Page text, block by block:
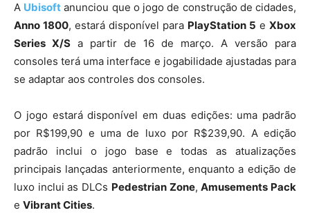
A Ubisoft anunciou que o jogo de construção de cidades,
Anno 1800, estará disponível para PlayStation 5 e Xbox
Series X/S a partir de 16 de março. A versão para
consoles terá uma interface e jogabilidade ajustadas para
se adaptar aos controles dos consoles.
O jogo estará disponível em duas edições: uma padrão
por R$199,90 e uma de luxo por R$239,90. A edição
padrão inclui o jogo base e todas as atualizações
principais lançadas anteriormente, enquanto a edição de
luxo inclui as DLCs Pedestrian Zone,Amusements Pack
e Vibrant Cities.